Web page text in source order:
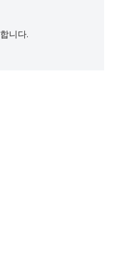
니다.